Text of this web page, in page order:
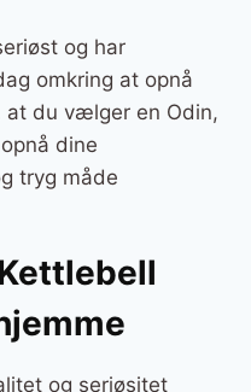
og har
omkring at opnå
at du vælger en Odin,
dine
tryg måde
og seriøsitet